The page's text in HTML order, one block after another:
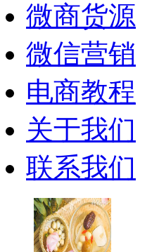
微商货源
微信营销
电商教程
关于我们
联系我们